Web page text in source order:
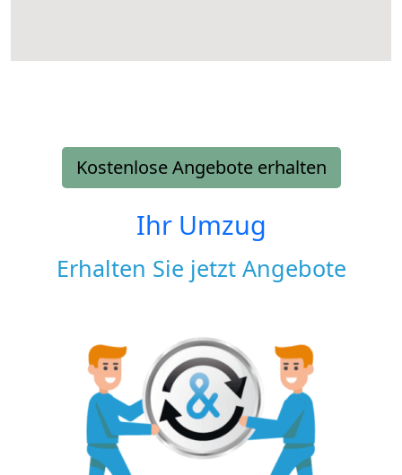
Kostenlose Angebote erhalten
Ihr Umzug
Erhalten Sie jetzt Angebote